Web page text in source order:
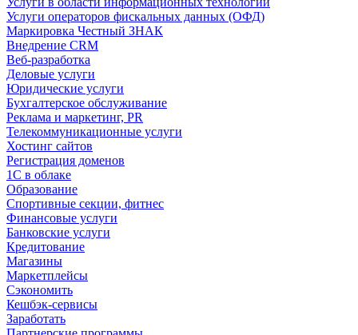
Услуги операторов фискальных данных (ОФД)
Маркировка Честный ЗНАК
Внедрение CRM
Веб-разработка
Деловые услуги
Юридические услуги
Бухгалтерское обслуживание
Реклама и маркетинг, PR
Телекоммуникационные услуги
Хостинг сайтов
Регистрация доменов
1С в облаке
Образование
Спортивные секции, фитнес
Финансовые услуги
Банковские услуги
Кредитование
Магазины
Маркетплейсы
Сэкономить
Кешбэк-сервисы
Заработать